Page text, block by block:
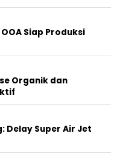
Siap Produksi
Organik dan
Delay Super Air Jet